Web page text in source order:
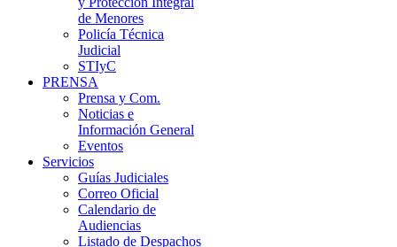
de Menores
Policía Técnica
Judicial
STIyC
PRENSA
Prensa y Com.
Noticias e
Información General
Eventos
Servicios
Guías Judiciales
Correo Oficial
Calendario de
Audiencias
Listado de Despachos